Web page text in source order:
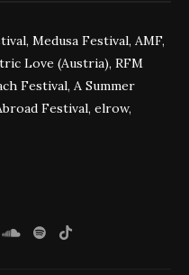
Medusa Festival, AMF,
Love (Austria), RFM
Festival, A Summer
Festival, elrow,